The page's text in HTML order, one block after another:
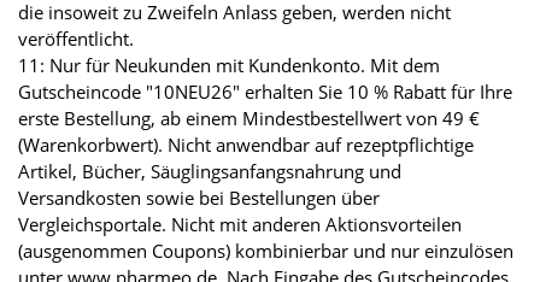
die insoweit zu Zweifeln Anlass geben, werden nicht
veröffentlicht.
11: Nur für Neukunden mit Kundenkonto. Mit dem
Gutscheincode "10NEU26" erhalten Sie 10 % Rabatt für Ihre
erste Bestellung, ab einem Mindestbestellwert von 49 €
(Warenkorbwert). Nicht anwendbar auf rezeptpflichtige
Artikel, Bücher, Säuglingsanfangsnahrung und
Versandkosten sowie bei Bestellungen über
Vergleichsportale. Nicht mit anderen Aktionsvorteilen
(ausgenommen Coupons) kombinierbar und nur einzulösen